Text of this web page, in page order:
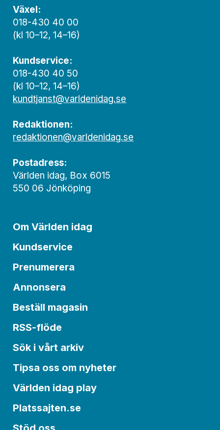
Växel:
018-430 40 00
(kl 10–12, 14–16)
Kundservice:
018-430 40 50
(kl 10–12, 14–16)
kundtjanst@varldenidag.se
Redaktionen:
redaktionen@varldenidag.se
Postadress:
Världen idag, Box 6015
550 06 Jönköping
Om Världen idag
Kundservice
Prenumerera
Annonsera
Beställ magasin
RSS-flöde
Sök i vårt arkiv
Tipsa oss om nyheter
Världen idag play
Platssajten.se